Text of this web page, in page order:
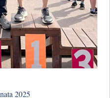
2025